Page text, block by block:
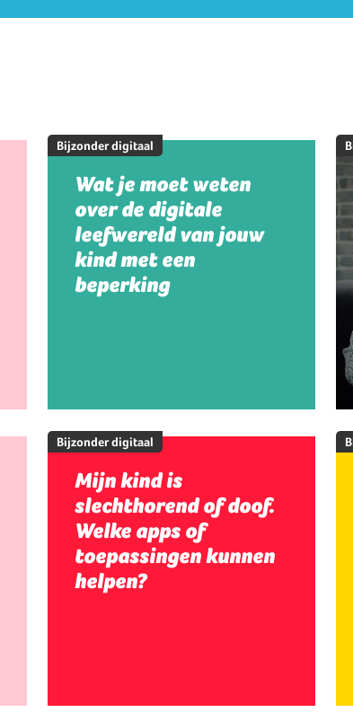
Bijzonder digitaal
Wat je moet weten
over de digitale
leefwereld van jouw
kind met een
beperking
Bijzonder digitaal
Mijn kind is
slechthorend of doof.
Welke apps of
toepassingen kunnen
helpen?